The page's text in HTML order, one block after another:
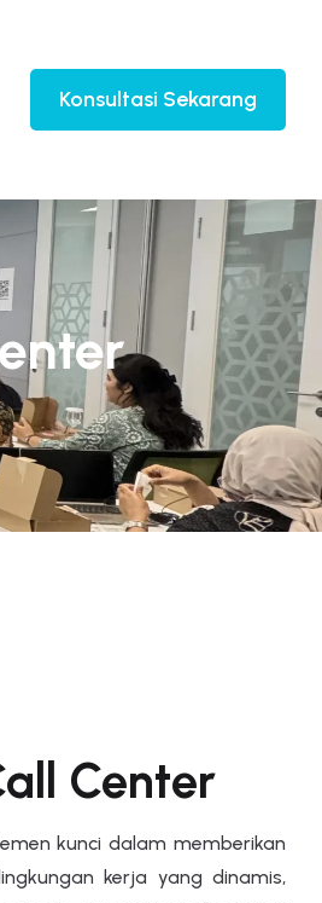
Konsultasi Sekarang
Center
kunci dalam memberikan
kerja yang dinamis,